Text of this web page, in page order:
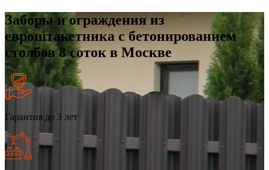
Заборы и ограждения из
евроштакетника с бетонированием
столбов 8 соток в Москве
Гарантия до 3 лет